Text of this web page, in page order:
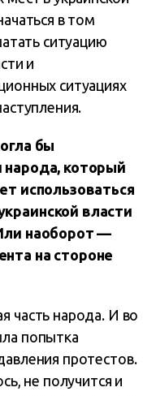
в том
ситуацию
и
ситуациях
бы
народа, который
использоваться
власти
наоборот —
на стороне
часть народа. И во
попытка
протестов.
не получится и